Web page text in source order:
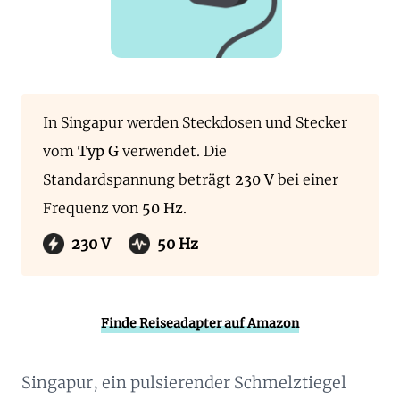
In Singapur werden Steckdosen und Stecker
vom Typ G verwendet. Die
Standardspannung beträgt 230 V bei einer
Frequenz von 50 Hz.
230 V
50 Hz
Finde Reiseadapter auf Amazon
Singapur, ein pulsierender Schmelztiegel